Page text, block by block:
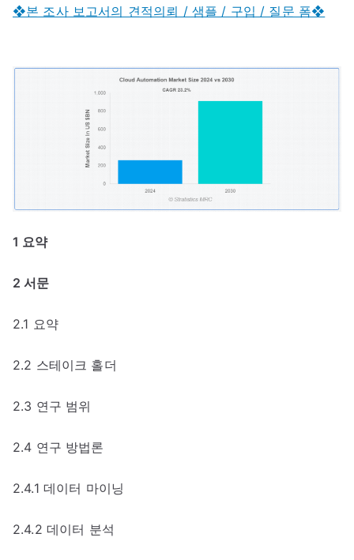
❖본 조사 보고서의 견적의뢰 / 샘플 / 구입 / 질문 폼❖
1 요약
2 서문
2.1 요약
2.2 스테이크 홀더
2.3 연구 범위
2.4 연구 방법론
2.4.1 데이터 마이닝
2.4.2 데이터 분석